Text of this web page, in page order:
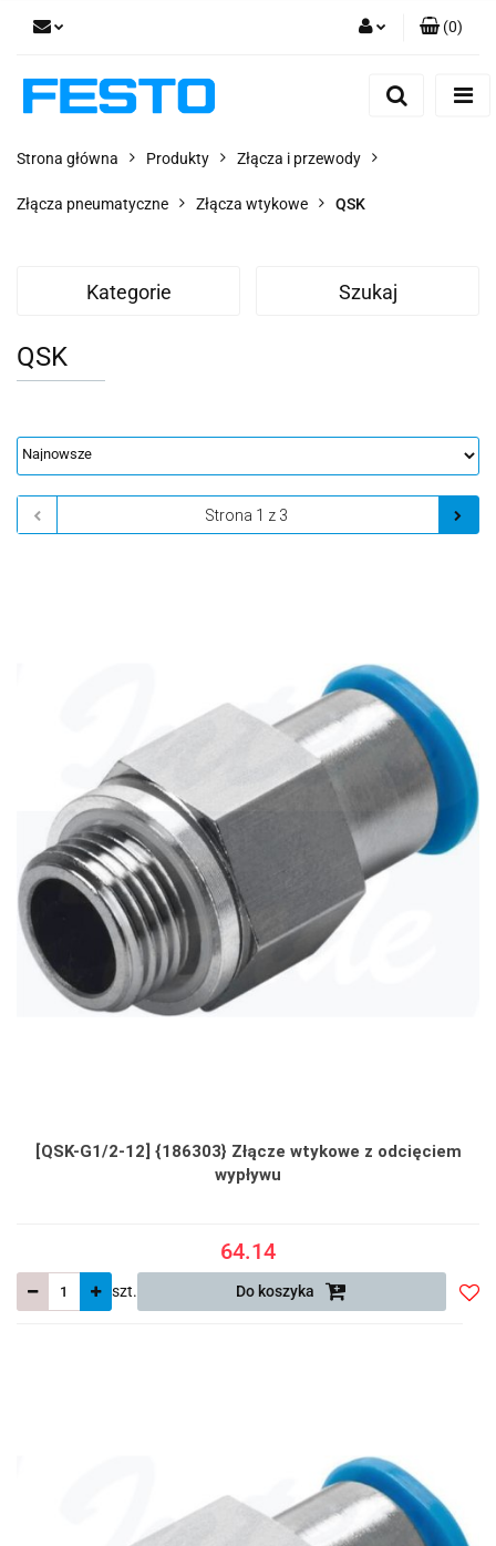
Dodaj zgłoszenie
(0)
Strona główna Produkty Złącza i przewody
Złącza pneumatyczne Złącza wtykowe QSK
Kategorie Szukaj
QSK
[QSK-G1/2-12] {186303} Złącze wtykowe z odcięciem
wypływu
64.14
szt. Do koszyka